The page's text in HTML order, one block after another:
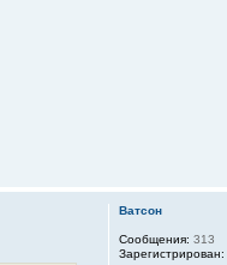
Ватсон
Сообщения: 313
Зарегистрирован: